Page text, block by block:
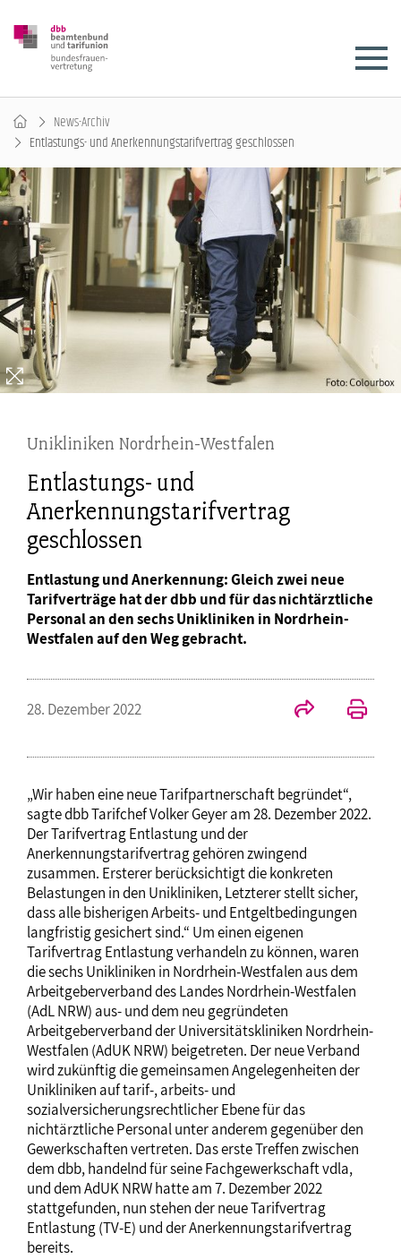
News-Archiv
Entlastungs- und Anerkennungstarifvertrag geschlossen
Unikliniken Nordrhein-Westfalen
Entlastungs- und
Anerkennungstarifvertrag
geschlossen
Entlastung und Anerkennung: Gleich zwei neue
Tarifverträge hat der dbb und für das nichtärztliche
Personal an den sechs Unikliniken in Nordrhein-
Westfalen auf den Weg gebracht.
28. Dezember 2022
„Wir haben eine neue Tarifpartnerschaft begründet“,
sagte dbb Tarifchef Volker Geyer am 28. Dezember 2022.
Der Tarifvertrag Entlastung und der
Anerkennungstarifvertrag gehören zwingend
zusammen. Ersterer berücksichtigt die konkreten
Belastungen in den Unikliniken, Letzterer stellt sicher,
dass alle bisherigen Arbeits- und Entgeltbedingungen
langfristig gesichert sind.“ Um einen eigenen
Tarifvertrag Entlastung verhandeln zu können, waren
die sechs Unikliniken in Nordrhein-Westfalen aus dem
Arbeitgeberverband des Landes Nordrhein-Westfalen
(AdL NRW) aus- und dem neu gegründeten
Arbeitgeberverband der Universitätskliniken Nordrhein-
Westfalen (AdUK NRW) beigetreten. Der neue Verband
wird zukünftig die gemeinsamen Angelegenheiten der
Unikliniken auf tarif-, arbeits- und
sozialversicherungsrechtlicher Ebene für das
nichtärztliche Personal unter anderem gegenüber den
Gewerkschaften vertreten. Das erste Treffen zwischen
dem dbb, handelnd für seine Fachgewerkschaft vdla,
und dem AdUK NRW hatte am 7. Dezember 2022
stattgefunden, nun stehen der neue Tarifvertrag
Entlastung (TV-E) und der Anerkennungstarifvertrag
bereits.